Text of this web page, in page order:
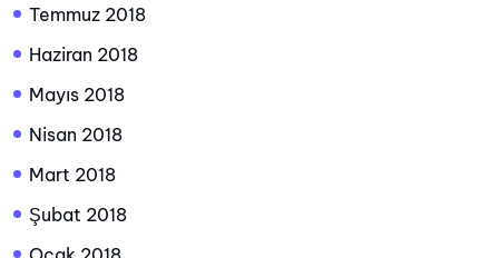
Temmuz 2018
Haziran 2018
Mayıs 2018
Nisan 2018
Mart 2018
Şubat 2018